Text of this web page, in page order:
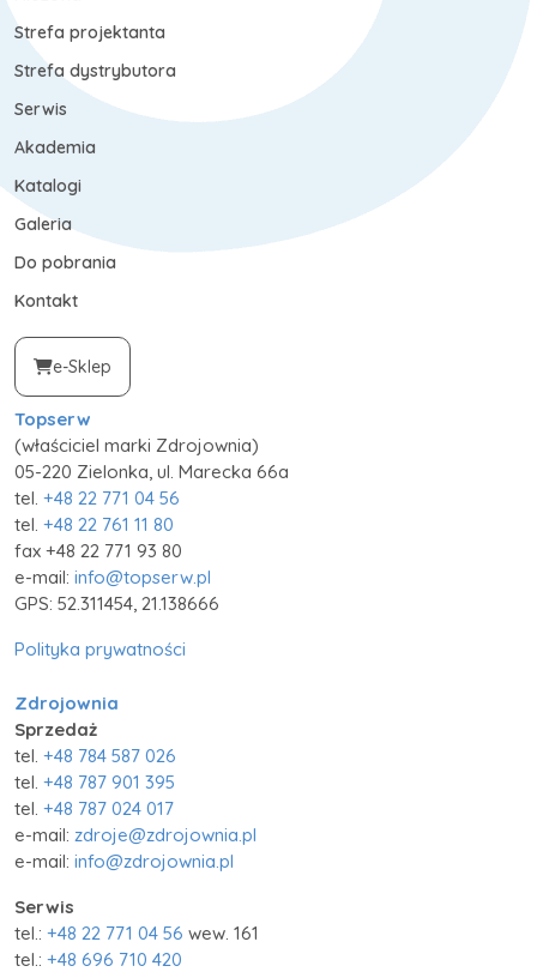
Strefa projektanta
Strefa dystrybutora
Serwis
Akademia
Katalogi
Galeria
Do pobrania
Kontakt
e-Sklep
Topserw
(właściciel marki Zdrojownia)
05-220 Zielonka, ul. Marecka 66a
tel. +48 22 771 04 56
tel. +48 22 761 11 80
fax +48 22 771 93 80
e-mail: info@topserw.pl
GPS: 52.311454, 21.138666
Polityka prywatności
Zdrojownia
Sprzedaż
tel. +48 784 587 026
tel. +48 787 901 395
tel. +48 787 024 017
e-mail: zdroje@zdrojownia.pl
e-mail: info@zdrojownia.pl
Serwis
tel.: +48 22 771 04 56 wew. 161
tel.: +48 696 710 420